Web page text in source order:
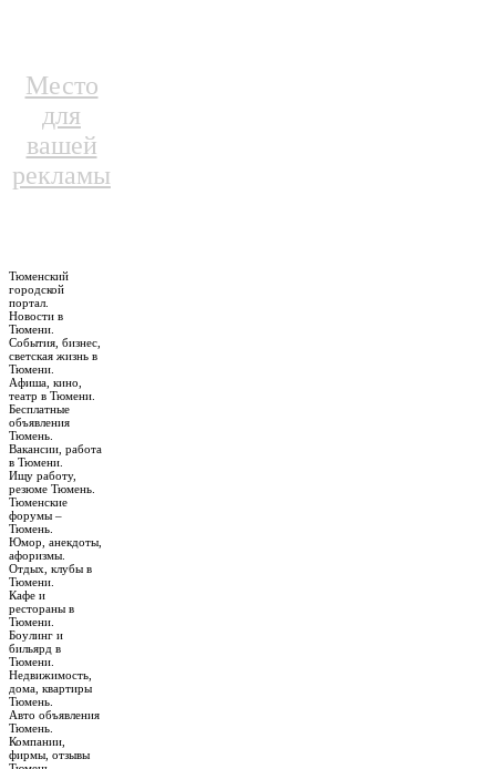
Место
для
вашей
рекламы
Тюменский
городской
портал.
Новости в
Тюмени.
События, бизнес,
светская жизнь в
Тюмени.
Афиша, кино,
театр в Тюмени.
Бесплатные
объявления
Тюмень.
Вакансии, работа
в Тюмени.
Ищу работу,
резюме Тюмень.
Тюменские
форумы –
Тюмень.
Юмор, анекдоты,
афоризмы.
Отдых, клубы в
Тюмени.
Кафе и
рестораны в
Тюмени.
Боулинг и
бильярд в
Тюмени.
Недвижимость,
дома, квартиры
Тюмень.
Авто объявления
Тюмень.
Компании,
фирмы, отзывы